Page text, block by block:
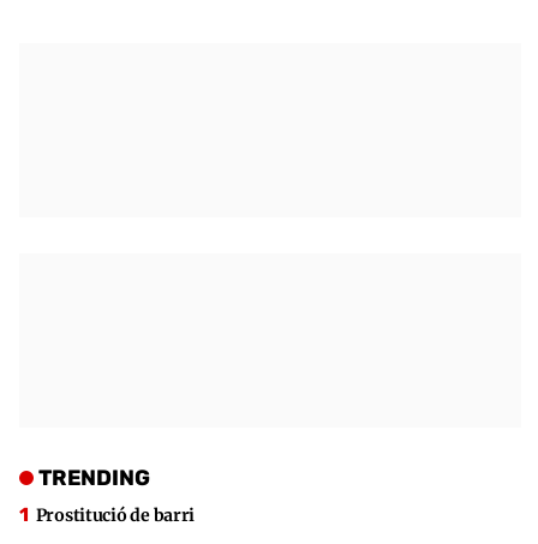
TRENDING
Prostitució de barri